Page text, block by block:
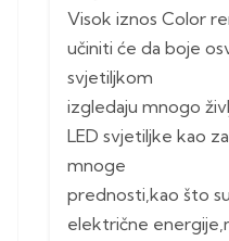
Visok iznos Color
učiniti će da boje
svjetiljkom
izgledaju mnogo
LED svjetiljke kao
mnoge
prednosti,kao što
električne